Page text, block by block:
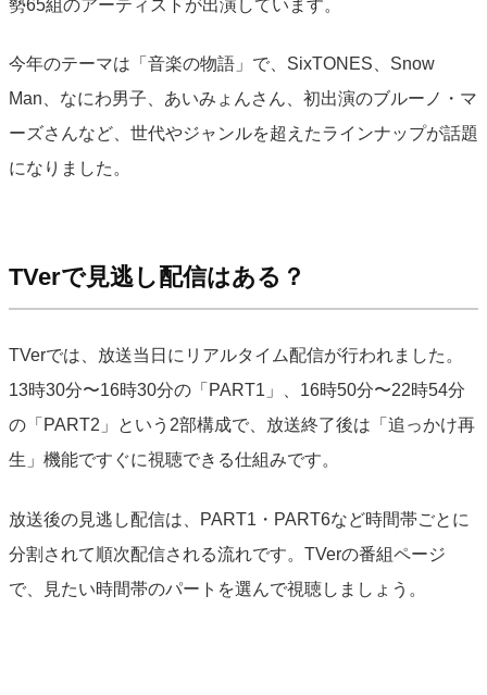
勢65組のアーティストが出演しています。
今年のテーマは「音楽の物語」で、SixTONES、Snow
Man、なにわ男子、あいみょんさん、初出演のブルーノ・マ
ーズさんなど、世代やジャンルを超えたラインナップが話題
になりました。
TVerで見逃し配信はある？
TVerでは、放送当日にリアルタイム配信が行われました。
13時30分〜16時30分の「PART1」、16時50分〜22時54分
の「PART2」という2部構成で、放送終了後は「追っかけ再
生」機能ですぐに視聴できる仕組みです。
放送後の見逃し配信は、PART1・PART6など時間帯ごとに
分割されて順次配信される流れです。TVerの番組ページ
で、見たい時間帯のパートを選んで視聴しましょう。